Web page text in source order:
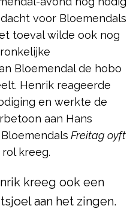
voor Bloemendals
toeval wilde ook nog
Bloemendal de hobo
Henrik reageerde
en werkte de
aan Hans
Freitag oyft
kreeg.
kreeg ook een
aan het zingen.